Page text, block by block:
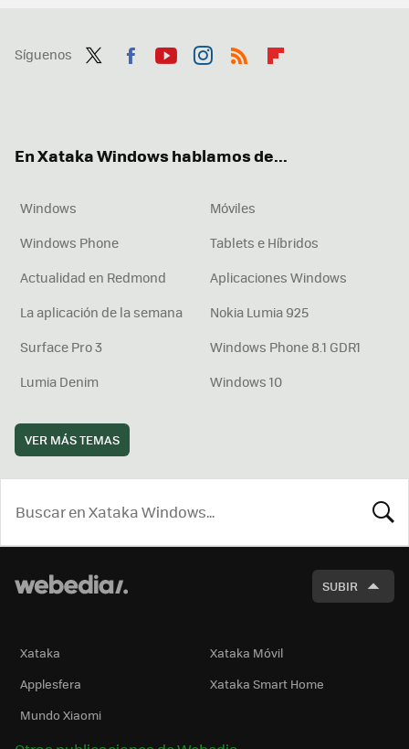
Síguenos
En Xataka Windows hablamos de...
Windows
Móviles
Windows Phone
Tablets e Híbridos
Actualidad en Redmond
Aplicaciones Windows
La aplicación de la semana
Nokia Lumia 925
Surface Pro 3
Windows Phone 8.1 GDR1
Lumia Denim
Windows 10
VER MÁS TEMAS
SUBIR
Xataka
Xataka Móvil
Applesfera
Xataka Smart Home
Mundo Xiaomi